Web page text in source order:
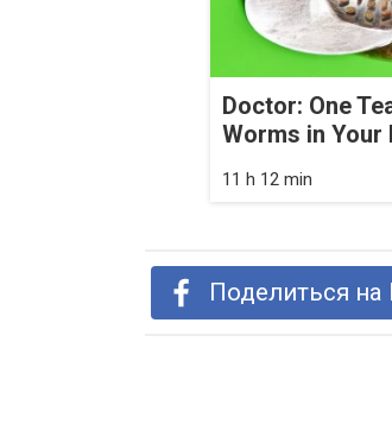
Doctor: One
Worms in Your
11 h 12 min
Поделиться на